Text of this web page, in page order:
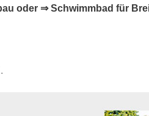
oder ⇒ Schwimmbad für